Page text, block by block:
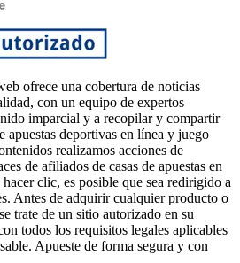
ofrece una cobertura de noticias
con un equipo de expertos
imparcial y a recopilar y compartir
apuestas deportivas en línea y juego
realizamos acciones de
de afiliados de casas de apuestas en
clic, es posible que sea redirigido a
Antes de adquirir cualquier producto o
trate de un sitio autorizado en su
todos los requisitos legales aplicables
Apueste de forma segura y con